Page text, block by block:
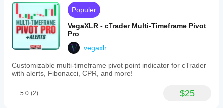
Populer
VegaXLR - cTrader Multi-Timeframe Pivot
Pro
vegaxlr
Customizable multi-timeframe pivot point indicator for cTrader
with alerts, Fibonacci, CPR, and more!
5.0 (2) $25